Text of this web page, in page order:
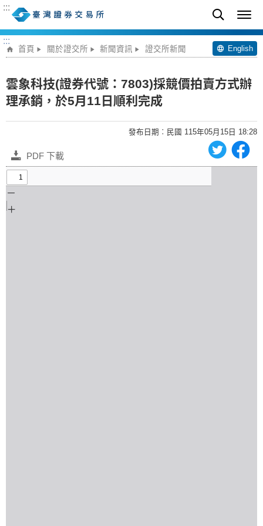
:::
:::
首頁 關於證交所 新聞資訊 證交所新聞 English
雲象科技(證券代號：7803)採競價拍賣方式辦
理承銷，於5月11日順利完成
發布日期︰民國 115年05月15日 18:28
PDF 下載